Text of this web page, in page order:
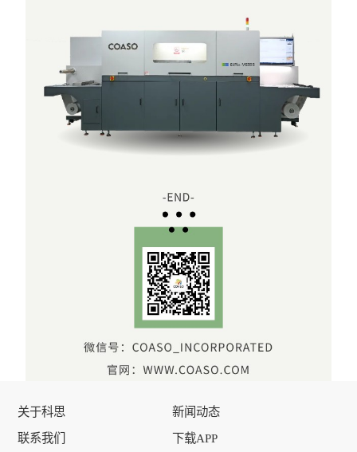
关于科思
新闻动态
联系我们
下载APP